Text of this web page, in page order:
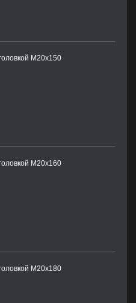
М20х150
М20х160
М20х180